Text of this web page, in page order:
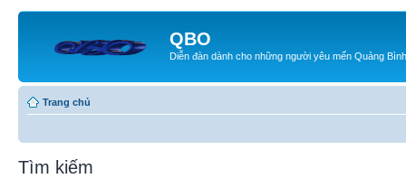
QBO
Diễn đàn dành cho những người yêu mến Quảng Bình
Trang chủ
Tìm kiếm